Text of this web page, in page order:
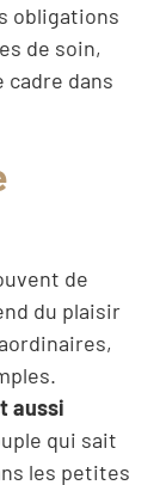
obligations
de soin,
cadre dans
de
du plaisir
aussi
qui sait
les petites